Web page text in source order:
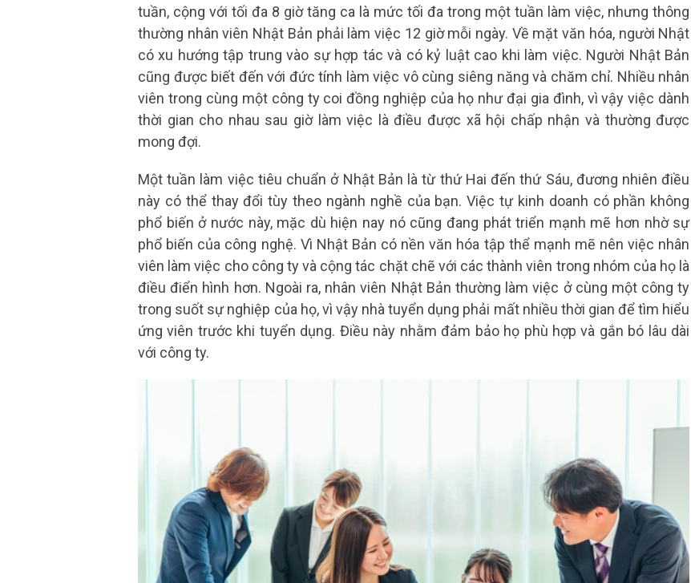
tuần, cộng với tối đa 8 giờ tăng ca là mức tối đa trong một tuần làm việc, nhưng thông
thường nhân viên Nhật Bản phải làm việc 12 giờ mỗi ngày. Về mặt văn hóa, người Nhật
có xu hướng tập trung vào sự hợp tác và có kỷ luật cao khi làm việc. Người Nhật Bản
cũng được biết đến với đức tính làm việc vô cùng siêng năng và chăm chỉ. Nhiều nhân
viên trong cùng một công ty coi đồng nghiệp của họ như đại gia đình, vì vậy việc dành
thời gian cho nhau sau giờ làm việc là điều được xã hội chấp nhận và thường được
mong đợi.
Một tuần làm việc tiêu chuẩn ở Nhật Bản là từ thứ Hai đến thứ Sáu, đương nhiên điều
này có thể thay đổi tùy theo ngành nghề của bạn. Việc tự kinh doanh có phần không
phổ biến ở nước này, mặc dù hiện nay nó cũng đang phát triển mạnh mẽ hơn nhờ sự
phổ biến của công nghệ. Vì Nhật Bản có nền văn hóa tập thể mạnh mẽ nên việc nhân
viên làm việc cho công ty và cộng tác chặt chẽ với các thành viên trong nhóm của họ là
điều điển hình hơn. Ngoài ra, nhân viên Nhật Bản thường làm việc ở cùng một công ty
trong suốt sự nghiệp của họ, vì vậy nhà tuyển dụng phải mất nhiều thời gian để tìm hiểu
ứng viên trước khi tuyển dụng. Điều này nhằm đảm bảo họ phù hợp và gắn bó lâu dài
với công ty.